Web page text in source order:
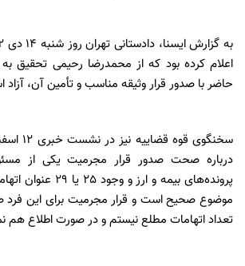
اعلام کرده بود که از محمدرضا رحیمی تحقیق
حاضر با صدور قرار وثیقه‌ مناسب و تأمین آن،
سخنگوی
درباره صحت صدور قرار مجرمیت یکی از
پرونده‌های بیمه و
موضوع صحیح است و قرار مجرمیت برای این فرد
تعداد اتهامات مطلع نیستم و در صورت اطلاع هم